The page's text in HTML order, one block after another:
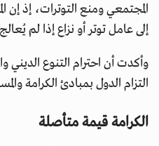
المجتمعي ومنع التوترات، إذ إن
إلى عامل توتر أو نزاع إذا لم
وأكدت أن احترام التنوع الديني
التزام الدول بمبادئ الكرامة
الكرامة قيمة متأصلة